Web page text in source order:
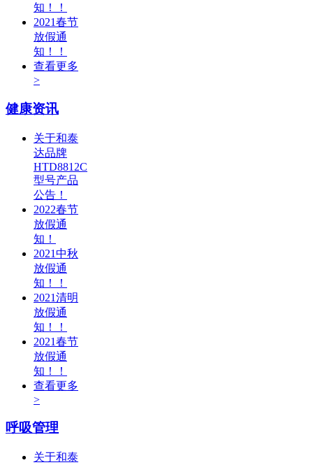
知！！
2021春节
放假通
知！！
查看更多
>
健康资讯
关于和泰
达品牌
HTD8812C
型号产品
公告！
2022春节
放假通
知！
2021中秋
放假通
知！！
2021清明
放假通
知！！
2021春节
放假通
知！！
查看更多
>
呼吸管理
关于和泰